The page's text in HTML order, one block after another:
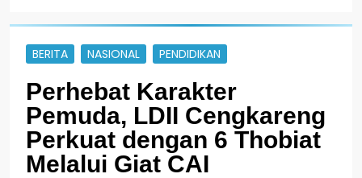
BERITA NASIONAL PENDIDIKAN
Perhebat Karakter
Pemuda, LDII Cengkareng
Perkuat dengan 6 Thobiat
Melalui Giat CAI